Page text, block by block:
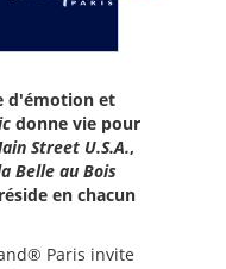
d'émotion et
donne vie pour
Street U.S.A.,
Belle au Bois
en chacun
® Paris invite